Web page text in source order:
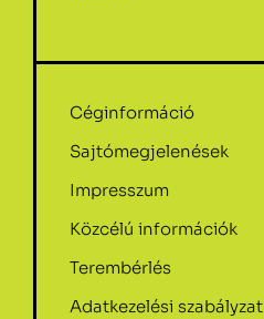
Céginformáció
Sajtómegjelenések
Impresszum
Közcélú információk
Terembérlés
Adatkezelési szabályzat